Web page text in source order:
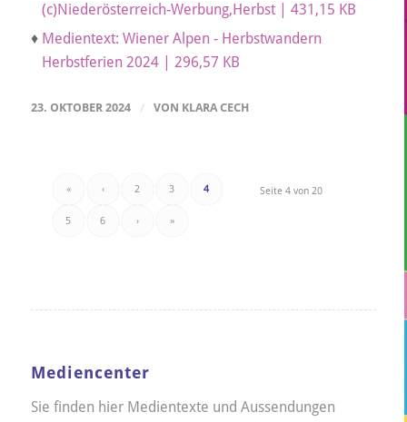
(c)Niederösterreich-Werbung,Herbst | 431,15 KB
♦ Medientext: Wiener Alpen - Herbstwandern
Herbstferien 2024 | 296,57 KB
23. OKTOBER 2024 / VON KLARA CECH
Seite 4 von 20
« ‹ 2 3 4
5 6 › »
Mediencenter
Sie finden hier Medientexte und Aussendungen